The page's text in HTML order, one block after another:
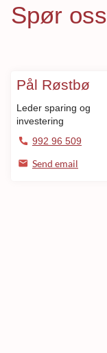
Spør
Pål Røstbø
Leder sparing og
investering
992 96 509
Send email